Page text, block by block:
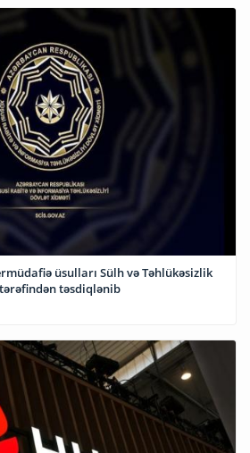
üsulları Sülh və Təhlükəsizlik
təsdiqlənib